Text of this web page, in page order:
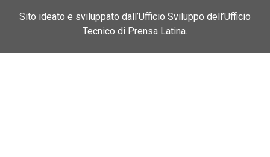
Sito ideato e sviluppato dall’Ufficio Sviluppo dell’Ufficio
Tecnico di Prensa Latina.